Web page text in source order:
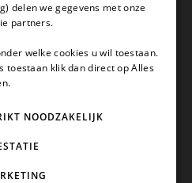
delen we gegevens met onze
partners.
welke cookies u wil toestaan.
toestaan klik dan direct op Alles
NOODZAKELIJK